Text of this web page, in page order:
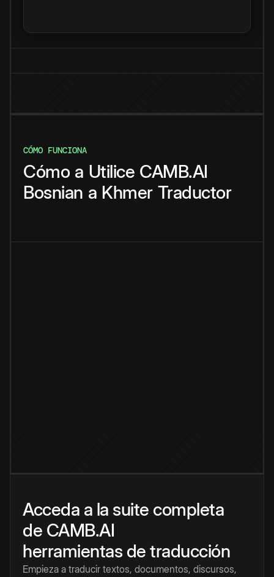
CÓMO FUNCIONA
Cómo a Utilice CAMB.AI
Bosnian a Khmer Traductor
Acceda a la suite completa
de CAMB.AI
herramientas de traducción
Empieza a traducir textos, documentos, discursos,